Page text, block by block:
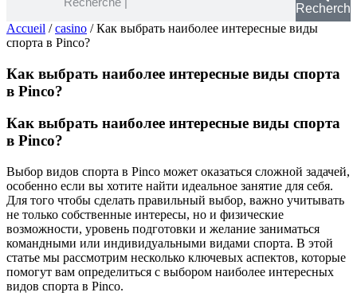
Accueil /casino / Как выбрать наиболее интересные виды
спорта в Pinco?
Как выбрать наиболее интересные виды спорта
в Pinco?
Как выбрать наиболее интересные виды спорта
в Pinco?
Выбор видов спорта в Pinco может оказаться сложной задачей,
особенно если вы хотите найти идеальное занятие для себя.
Для того чтобы сделать правильный выбор, важно учитывать
не только собственные интересы, но и физические
возможности, уровень подготовки и желание заниматься
командными или индивидуальными видами спорта. В этой
статье мы рассмотрим несколько ключевых аспектов, которые
помогут вам определиться с выбором наиболее интересных
видов спорта в Pinco.